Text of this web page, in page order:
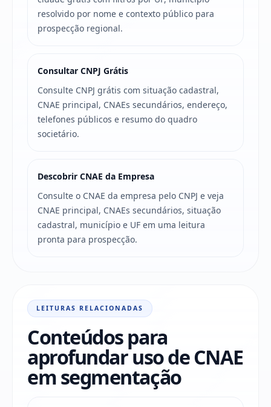
resolvido por nome e contexto público para
prospecção regional.
Consultar CNPJ Grátis
Consulte CNPJ grátis com situação cadastral,
CNAE principal, CNAEs secundários, endereço,
telefones públicos e resumo do quadro
societário.
Descobrir CNAE da Empresa
Consulte o CNAE da empresa pelo CNPJ e veja
CNAE principal, CNAEs secundários, situação
cadastral, município e UF em uma leitura
pronta para prospecção.
LEITURAS RELACIONADAS
Conteúdos para
aprofundar uso de CNAE
em segmentação